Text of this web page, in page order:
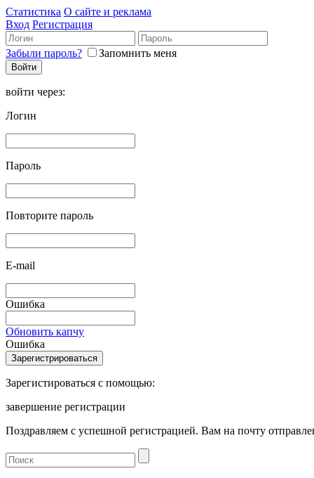
Статистика О сайте и реклама
Вход Регистрация
Забыли пароль? Запомнить меня
войти через:
Логин
Пароль
Повторите пароль
E-mail
Ошибка
Обновить капчу
Ошибка
Зарегистироваться с помощью:
завершение регистрации
Поздравляем с успешной регистрацией. Вам на почту